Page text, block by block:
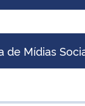
de Mídias